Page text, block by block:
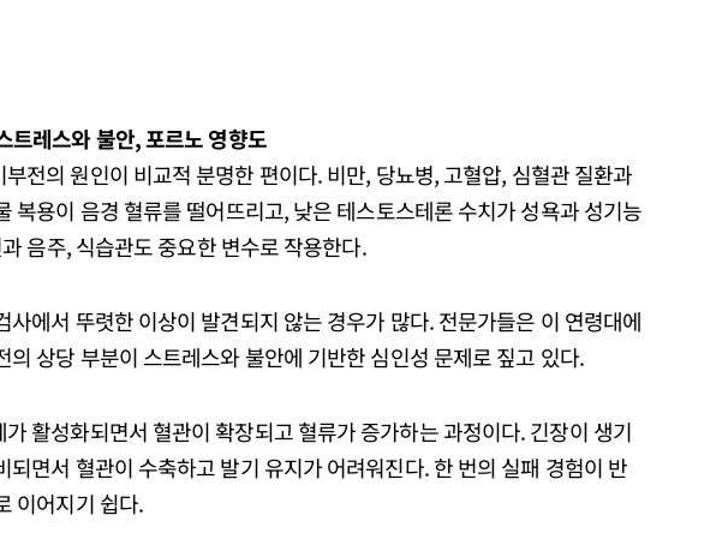
레스와 불안, 포르노 영향도
전의 원인이 비교적 분명한 편이다. 비만, 당뇨병, 고혈압, 심혈관 질환과
복용이 음경 혈류를 떨어뜨리고, 낮은 테스토스테론 수치가 성욕과 성기능
음주, 식습관도 중요한 변수로 작용한다.
사에서 뚜렷한 이상이 발견되지 않는 경우가 많다. 전문가들은 이 연령대에
의 상당 부분이 스트레스와 불안에 기반한 심인성 문제로 짚고 있다.
활성화되면서 혈관이 확장되고 혈류가 증가하는 과정이다. 긴장이 생기
되면서 혈관이 수축하고 발기 유지가 어려워진다. 한 번의 실패 경험이 반
이어지기 쉽다.